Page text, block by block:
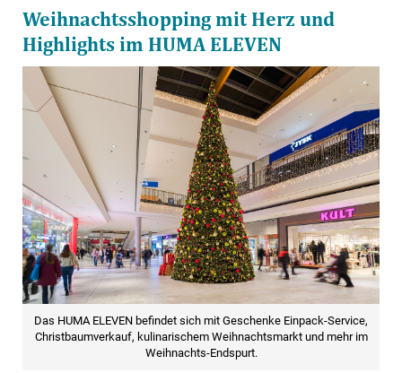
Weihnachtsshopping mit Herz und
Highlights im HUMA ELEVEN
Das HUMA ELEVEN befindet sich mit Geschenke Einpack-Service,
Christbaumverkauf, kulinarischem Weihnachtsmarkt und mehr im
Weihnachts-Endspurt.